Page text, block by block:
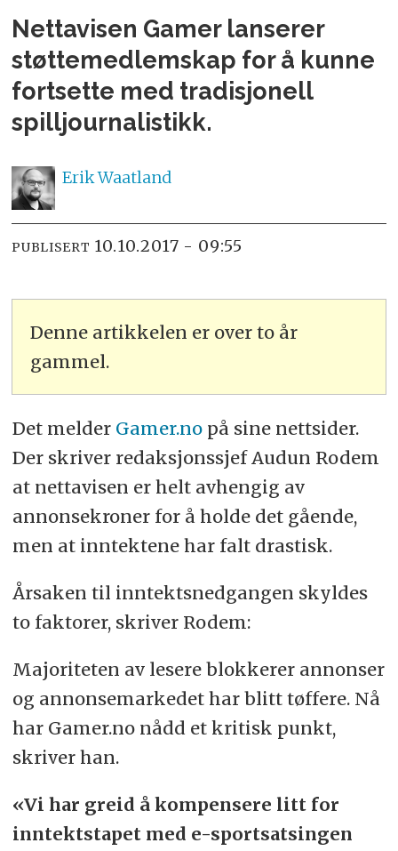
Nettavisen Gamer lanserer
støttemedlemskap for å kunne
fortsette med tradisjonell
spilljournalistikk.
ErikWaatland
PUBLISERT 10.10.2017 - 09:55
Denne artikkelen er over to år
gammel.
Det melder Gamer.nopå sine nettsider.
Der skriver redaksjonssjef Audun Rodem
at nettavisen er helt avhengig av
annonsekroner for å holde det gående,
men at inntektene har falt drastisk.
Årsaken til inntektsnedgangen skyldes
to faktorer, skriver Rodem:
Majoriteten av lesere blokkerer annonser
og annonsemarkedet har blitt tøffere. Nå
har Gamer.no nådd et kritisk punkt,
skriver han.
«Vi har greid å kompensere litt for
inntektstapet med e-sportsatsingen